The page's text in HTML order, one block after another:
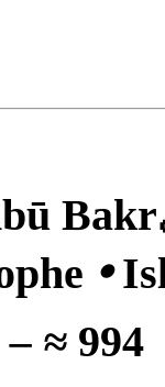
Bakr
🞄
– ≈ 994